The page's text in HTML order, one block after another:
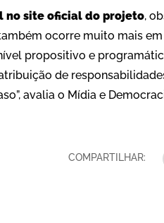
no site oficial do projeto,
ocorre muito mais
propositivo e
de
avalia o Mídia e
COMPARTILHAR: